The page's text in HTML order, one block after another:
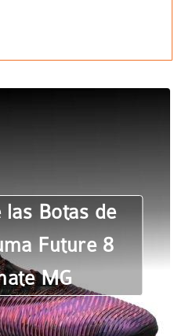
las Botas de
Future 8
MG